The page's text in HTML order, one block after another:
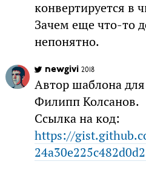
конвертируется в
Зачем еще что-то
непонятно.
newgivi 2018
Автор шаблона
Филипп Колсанов.
Ссылка на код:
https://